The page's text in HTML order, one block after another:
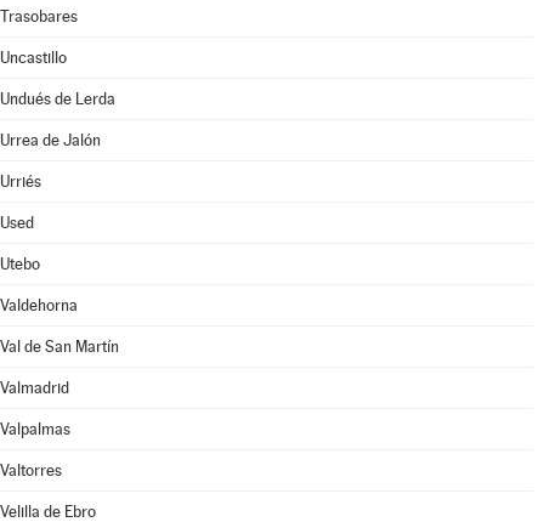
Trasobares
Uncastillo
Undués de Lerda
Urrea de Jalón
Urriés
Used
Utebo
Valdehorna
Val de San Martín
Valmadrid
Valpalmas
Valtorres
Velilla de Ebro